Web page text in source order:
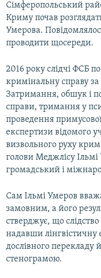
Сімферопольський
Криму почав
Умерова.
проводити щосереди.
2016 року слідчі ФСБ
кримінальну справу
Затримання, обшук і
справи, тримання у
проведення
експертизи відомого
визвольного руху
голови Меджлісу
громадський і
Сам Ільмі Умеров
замовним, а його
стверджує, що
надавши лінгвістичну
дослівного перекладу
стенограмою.